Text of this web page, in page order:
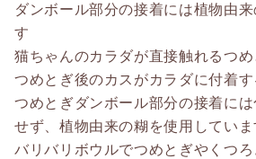
ダンボール部分の接着には植物由
す
猫ちゃんのカラダが直接触れるつめ
つめとぎ後のカスがカラダに付着す
つめとぎダンボール部分の接着に
せず、植物由来の糊を使用していま
バリバリボウルでつめとぎやくつ